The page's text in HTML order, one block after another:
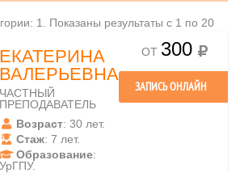
1. Показаны результаты с 1 по 20
ЕКАТЕРИНА
ВАЛЕРЬЕВНА
ЧАСТНЫЙ
ПРЕПОДАВАТЕЛЬ
Возраст: 30 лет.
Стаж: 7 лет.
Образование:
УрГПУ.
ОТ 300
ЗАПИСЬ ОНЛАЙН